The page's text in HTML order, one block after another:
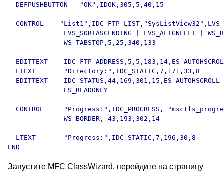
  DEFPUSHBUTTON   "OK",IDOK,305,5,40,15
CONTROL
LVS_SORTASCENDING | LVS_ALIGNLEFT |
              WS_TABSTOP,5,25,340,133
EDITTEXT
  LTEXT       "Directory:",IDC_STATIC,7,171,33,8
EDITTEXT
              ES_READONLY
CONTROL     "Progress1",IDC_PROGRESS,
              WS_BORDER, 43,193,302,14
  LTEXT       "Progress:",IDC_STATIC,7,196,30,8
Запустите MFC ClassWizard, перейдите на страницу